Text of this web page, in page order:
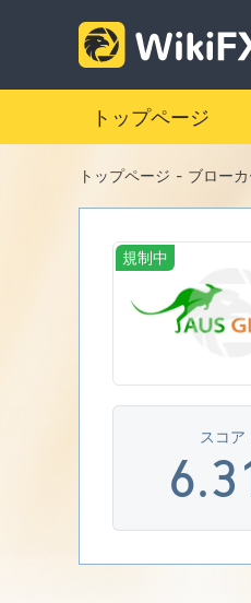
トップページ
トップページ - ブロー
規制中
スコア
0
1
2
3
4
5
6
7
.
0
1
2
3
4